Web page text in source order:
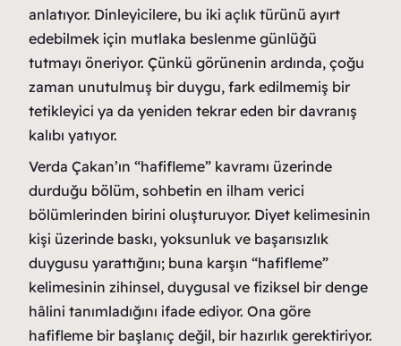
anlatıyor. Dinleyicilere, bu iki açlık türünü ayırt
edebilmek için mutlaka beslenme günlüğü
tutmayı öneriyor. Çünkü görünenin ardında, çoğu
zaman unutulmuş bir duygu, fark edilmemiş bir
tetikleyici ya da yeniden tekrar eden bir davranış
kalıbı yatıyor.
Verda Çakan’ın “hafifleme” kavramı üzerinde
durduğu bölüm, sohbetin en ilham verici
bölümlerinden birini oluşturuyor. Diyet kelimesinin
kişi üzerinde baskı, yoksunluk ve başarısızlık
duygusu yarattığını; buna karşın “hafifleme”
kelimesinin zihinsel, duygusal ve fiziksel bir denge
hâlini tanımladığını ifade ediyor. Ona göre
hafifleme bir başlanıç değil, bir hazırlık gerektiriyor.